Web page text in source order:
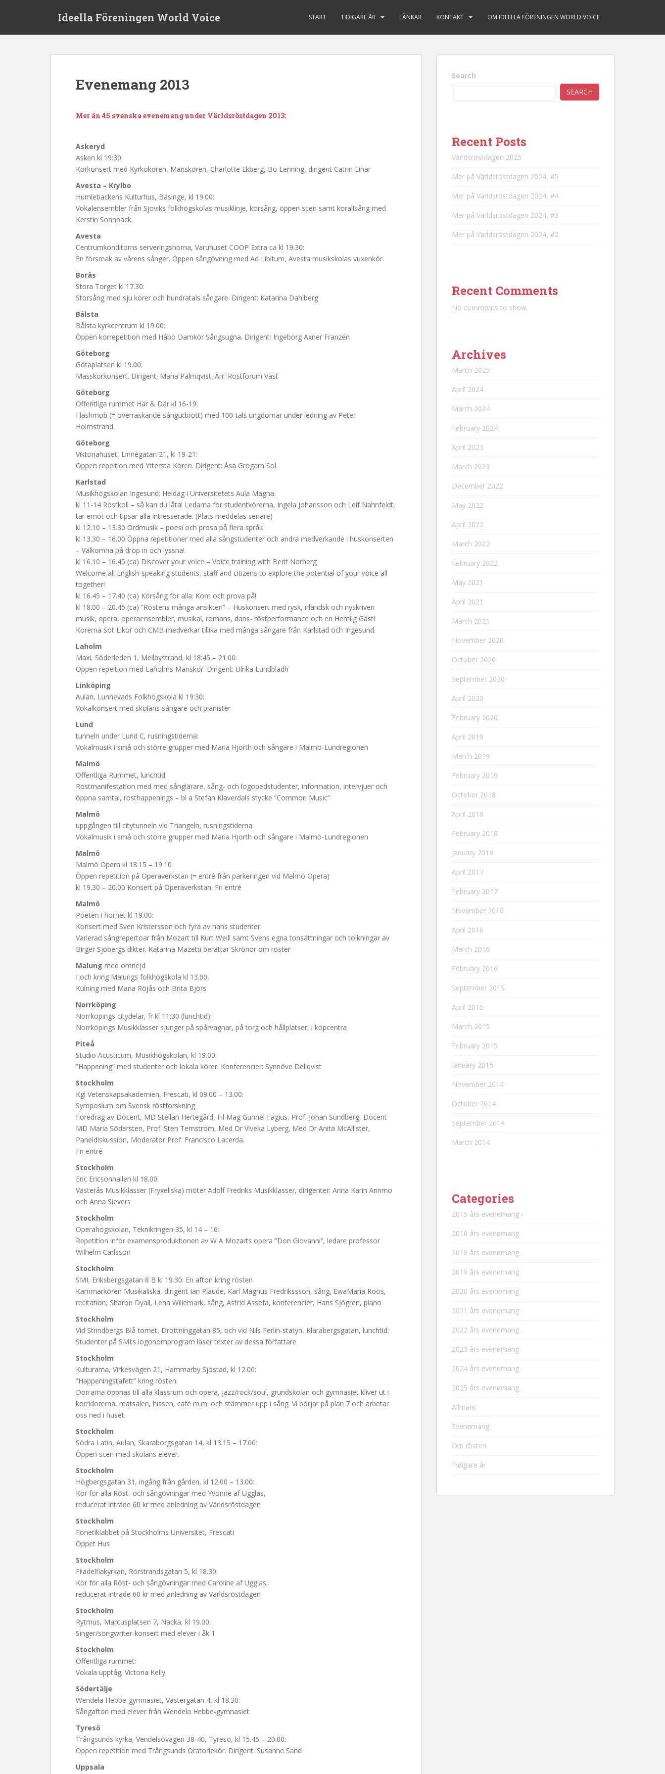
Ideella Föreningen World Voice START TIDIGARE ÅR LÄNKAR KONTAKT OM IDEELLA FÖRENINGEN WORLD VOICE
Evenemang 2013
Mer än 45 svenska evenemang under Världsröstdagen 2013:
Askeryd
Asken kl 19:30:
Körkonsert med Kyrkokören, Manskören, Charlotte Ekberg, Bo Lenning, dirigent Catrin Einar
Avesta – Krylbo
Humlebackens Kulturhus, Bäsinge, kl 19.00:
Vokalensembler från Sjöviks folkhögskolas musiklinje, körsång, öppen scen samt körallsång med
Kerstin Sonnbäck.
Avesta
Centrumkonditorns serveringshörna, Varuhuset COOP Extra ca kl 19.30:
En försmak av vårens sånger. Öppen sångövning med Ad Libitum, Avesta musikskolas vuxenkör.
Borås
Stora Torget kl 17.30:
Storsång med sju körer och hundratals sångare. Dirigent: Katarina Dahlberg
Bålsta
Bålsta kyrkcentrum kl 19.00:
Öppen körrepetition med Håbo Damkör Sångsugna. Dirigent: Ingeborg Axner Franzén
Göteborg
Götaplatsen kl 19.00:
Masskörkonsert. Dirigent: Maria Palmqvist. Arr: Röstforum Väst
Göteborg
Offentliga rummet Här & Där kl 16-19:
Flashmob (= överraskande sångutbrott) med 100-tals ungdomar under ledning av Peter
Holmstrand.
Göteborg
Viktoriahuset, Linnégatan 21, kl 19-21:
Öppen repeition med Yttersta Kören. Dirigent: Åsa Grogarn Sol
Karlstad
Musikhögskolan Ingesund: Heldag i Universitetets Aula Magna:
kl 11-14 Röstkoll – så kan du låta! Ledarna för studentkörerna, Ingela Johansson och Leif Nahnfeldt,
tar emot och tipsar alla intresserade. (Plats meddelas senare)
kl 12.10 – 13.30 Ordmusik – poesi och prosa på flera språk
kl 13.30 – 16.00 Öppna repetitioner med alla sångstudenter och andra medverkande i huskonserten
– Välkomna på drop in och lyssna!
kl 16.10 – 16.45 (ca) Discover your voice – Voice training with Berit Norberg
Welcome all English-speaking students, staff and citizens to explore the potential of your voice all
together!
kl 16.45 – 17.40 (ca) Körsång för alla: Kom och prova på!
kl 18.00 – 20.45 (ca) ”Röstens många ansikten” – Huskonsert med rysk, irländsk och nyskriven
musik, opera, operaensembler, musikal, romans, dans- röstperformance och en Hemlig Gäst!
Körerna Söt Likör och CMB medverkar tillika med många sångare från Karlstad och Ingesund.
Laholm
Maxi, Söderleden 1, Mellbystrand, kl 18:45 – 21:00:
Öppen repeition med Laholms Manskör. Dirigent: Ulrika Lundbladh
Linköping
Aulan, Lunnevads Folkhögskola kl 19:30:
Vokalkonsert med skolans sångare och pianister
Lund
tunneln under Lund C, rusningstiderna:
Vokalmusik i små och större grupper med Maria Hjorth och sångare i Malmö-Lundregionen
Malmö
Offentliga Rummet, lunchtid:
Röstmanifestation med med sånglärare, sång- och logopedstudenter, information, intervjuer och
öppna samtal, rösthappenings – bl a Stefan Klaverdals stycke ”Common Music”
Malmö
uppgången till citytunneln vid Triangeln, rusningstiderna:
Vokalmusik i små och större grupper med Maria Hjorth och sångare i Malmö-Lundregionen
Malmö
Malmö Opera kl 18.15 – 19.10
Öppen repetition på Operaverkstan (= entré från parkeringen vid Malmö Opera)
kl 19.30 – 20.00 Konsert på Operaverkstan. Fri entré
Malmö
Poeten i hörnet kl 19.00:
Konsert med Sven Kristersson och fyra av hans studenter.
Varierad sångrepertoar från Mozart till Kurt Weill samt Svens egna tonsättningar och tolkningar av
Birger Sjöbergs dikter. Katarina Mazetti berättar Skrönor om röster
Malung med omnejd
I och kring Malungs folkhögskola kl 13.00:
Kulning med Maria Röjås och Brita Björs
Norrköping
Norrköpings citydelar, fr kl 11:30 (lunchtid):
Norrköpings Musikklasser sjunger på spårvagnar, på torg och hållplatser, i köpcentra
Piteå
Studio Acusticum, Musikhögskolan, kl 19.00:
”Happening” med studenter och lokala körer. Konferencier: Synnöve Dellqvist
Stockholm
Kgl Vetenskapsakademien, Frescati, kl 09.00 – 13.00:
Symposium om Svensk röstforskning
Föredrag av Docent, MD Stellan Hertegård, Fil Mag Gunnel Fagius, Prof. Johan Sundberg, Docent
MD Maria Södersten, Prof. Sten Ternström, Med Dr Viveka Lyberg, Med Dr Anita McAllister,
Paneldiskussion, Moderator Prof. Francisco Lacerda.
Fri entré
Stockholm
Eric Ericsonhallen kl 18.00:
Västerås Musikklasser (Fryxellska) möter Adolf Fredriks Musikklasser, dirigenter: Anna Karin Annmo
och Anna Sievers
Stockholm
Operahögskolan, Teknikringen 35, kl 14 – 16:
Repetition inför examensproduktionen av W A Mozarts opera ”Don Giovanni”, ledare professor
Wilhelm Carlsson
Stockholm
SMI, Eriksbergsgatan 8 B kl 19.30: En afton kring rösten
Kammarkören Musikaliska, dirigent Ian Plaude, Karl Magnus Fredrikssson, sång, EwaMaria Roos,
recitation, Sharon Dyall, Lena Willemark, sång, Astrid Assefa, konferencier, Hans Sjögren, piano
Stockholm
Vid Strindbergs Blå tornet, Drottninggatan 85, och vid Nils Ferlin-statyn, Klarabergsgatan, lunchtid:
Studenter på SMI:s logonomprogram läser texter av dessa författare
Stockholm
Kulturama, Virkesvägen 21, Hammarby Sjöstad, kl 12.00:
”Happeningstafett” kring rösten.
Dörrarna öppnas till alla klassrum och opera, jazz/rock/soul, grundskolan och gymnasiet kliver ut i
korridorerna, matsalen, hissen, café m.m. och stämmer upp i sång. Vi börjar på plan 7 och arbetar
oss ned i huset.
Stockholm
Södra Latin, Aulan, Skaraborgsgatan 14, kl 13.15 – 17.00:
Öppen scen med skolans elever.
Stockholm
Högbergsgatan 31, ingång från gården, kl 12.00 – 13.00:
Kör för alla Röst- och sångövningar med Yvonne af Ugglas,
reducerat inträde 60 kr med anledning av Världsröstdagen
Stockholm
Fonetiklabbet på Stockholms Universitet, Frescati
Öppet Hus
Stockholm
Filadelfiakyrkan, Rörstrandsgatan 5, kl 18.30:
Kör för alla Röst- och sångövningar med Caroline af Ugglas,
reducerat inträde 60 kr med anledning av Världsröstdagen
Stockholm
Rytmus, Marcusplatsen 7, Nacka, kl 19.00:
Singer/songwriter-konsert med elever i åk 1
Stockholm
Offentliga rummet:
Vokala upptåg; Victoria Kelly
Södertälje
Wendela Hebbe-gymnasiet, Västergatan 4, kl 18.30:
Sångafton med elever från Wendela Hebbe-gymnasiet
Tyresö
Trångsunds kyrka, Vendelsövägen 38-40, Tyresö, kl 15.45 – 20.00:
Öppen repetition med Trångsunds Oratoriekör. Dirigent: Susanne Sand
Uppsala
Search
SEARCH
Recent Posts
Världsröstdagen 2025
Mer på Världsröstdagen 2024, #5
Mer på Världsröstdagen 2024, #4
Mer på Världsröstdagen 2024, #3
Mer på Världsröstdagen 2024, #2
Recent Comments
No comments to show.
Archives
March 2025
April 2024
March 2024
February 2024
April 2023
March 2023
December 2022
May 2022
April 2022
March 2022
February 2022
May 2021
April 2021
March 2021
November 2020
October 2020
September 2020
April 2020
February 2020
April 2019
March 2019
February 2019
October 2018
April 2018
February 2018
January 2018
April 2017
February 2017
November 2016
April 2016
March 2016
February 2016
September 2015
April 2015
March 2015
February 2015
January 2015
November 2014
October 2014
September 2014
March 2014
Categories
2015 års evenemang ›
2016 års evenemang
2018 års evenemang
2019 års evenemang
2020 års evenemang
2021 års evenemang
2022 års evenemang
2023 års evenemang
2024 års evenemang
2025 års evenemang
Allmänt
Evenemang
Om rösten
Tidigare år